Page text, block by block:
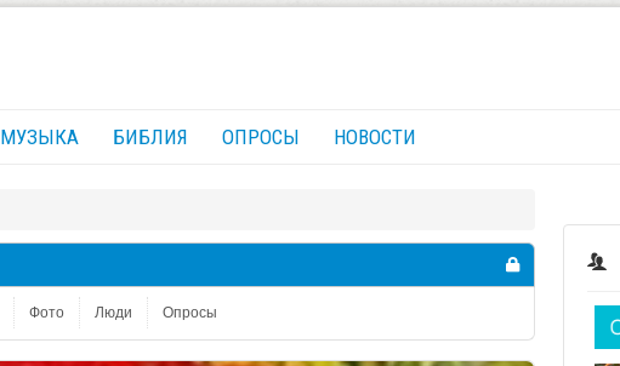
МУЗЫКА БИБЛИЯ ОПРОСЫ НОВОСТИ
Фото Люди Опросы